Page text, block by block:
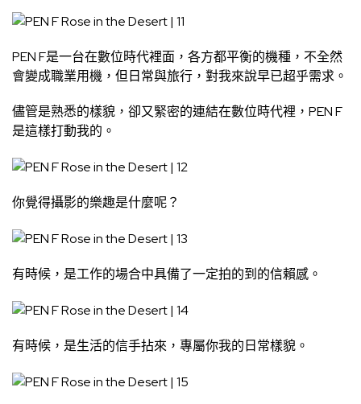
PEN F是一台在數位時代裡面，各方都平衡的機種，不全然
會變成職業用機，但日常與旅行，對我來說早已超乎需求。
儘管是熟悉的樣貌，卻又緊密的連結在數位時代裡，PEN F
是這樣打動我的。
你覺得攝影的樂趣是什麼呢？
有時候，是工作的場合中具備了一定拍的到的信賴感。
有時候，是生活的信手拈來，專屬你我的日常樣貌。